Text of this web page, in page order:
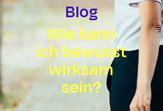
Wie kann
ich bewusst
wirksam
sein?
Blog